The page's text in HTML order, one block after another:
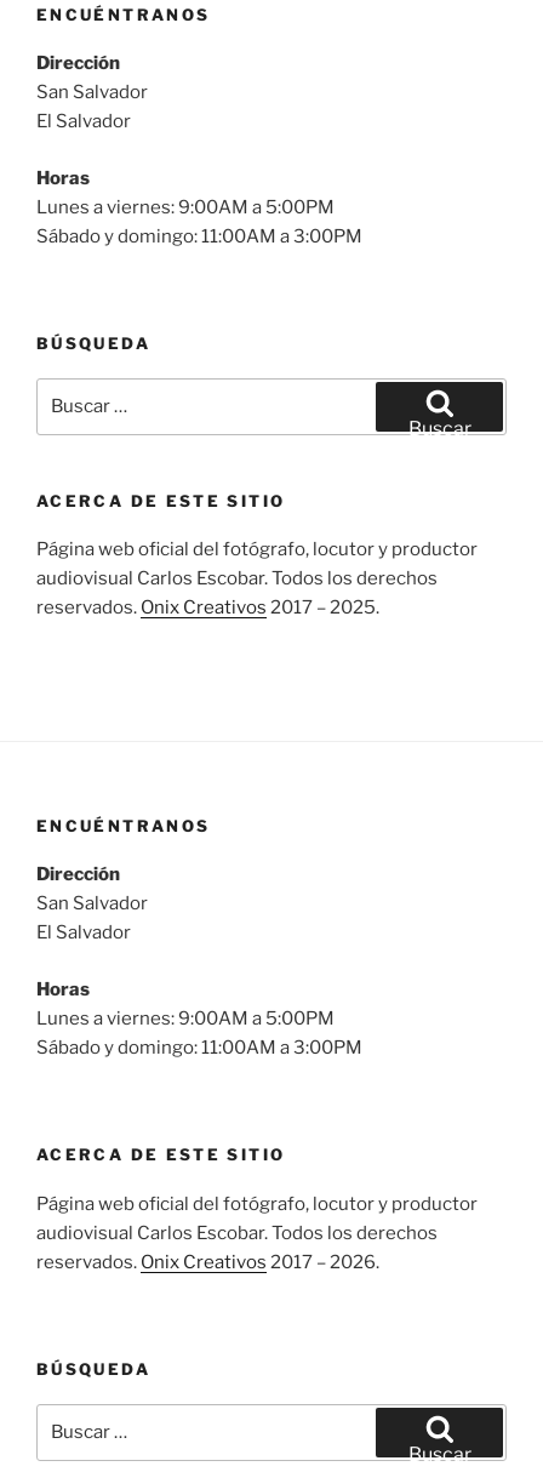
ENCUÉNTRANOS
Dirección
San Salvador
El Salvador
Horas
Lunes a viernes: 9:00AM a 5:00PM
Sábado y domingo: 11:00AM a 3:00PM
BÚSQUEDA
por:
Buscar
ACERCA DE ESTE SITIO
Página web oficial del fotógrafo, locutor y productor
audiovisual Carlos Escobar. Todos los derechos
reservados. Onix Creativos 2017 – 2025.
ENCUÉNTRANOS
Dirección
San Salvador
El Salvador
Horas
Lunes a viernes: 9:00AM a 5:00PM
Sábado y domingo: 11:00AM a 3:00PM
ACERCA DE ESTE SITIO
Página web oficial del fotógrafo, locutor y productor
audiovisual Carlos Escobar. Todos los derechos
reservados. Onix Creativos 2017 – 2026.
BÚSQUEDA
por:
Buscar